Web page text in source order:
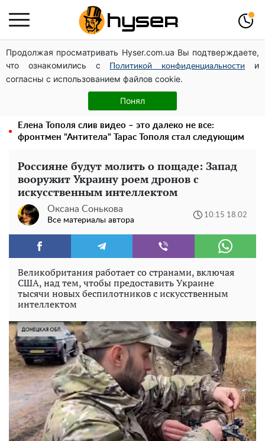
Продолжая просматривать Hyser.com.ua Вы подтверждаете,
что ознакомились с
Политикой конфиденциальности
и
согласны с использованием файлов cookie.
Понял
Дроны с наценкой: Александр Конотопский вывел
миллионы оборонного бюджета через фиктивную
фирму в Эстонии
Голая Елена Тополя в интересных позах заставила
отвисать челюсти: слив видео – было только началом
Елена Тополя слив видео – это далеко не все:
фронтмен "Антитела" Тарас Тополя стал следующим
Россияне будут молить о пощаде: Запад
вооружит Украину роем дронов с
искусственным интеллектом
Оксана Сонькова
Все материалы автора
10:15 18.02
Великобритания работает со странами, включая
США, над тем, чтобы предоставить Украине
тысячи новых беспилотников с искусственным
интеллектом